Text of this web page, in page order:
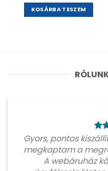
KOSÁRBA TESZEM
Gyors, pontos
megkaptam a
A webáruház